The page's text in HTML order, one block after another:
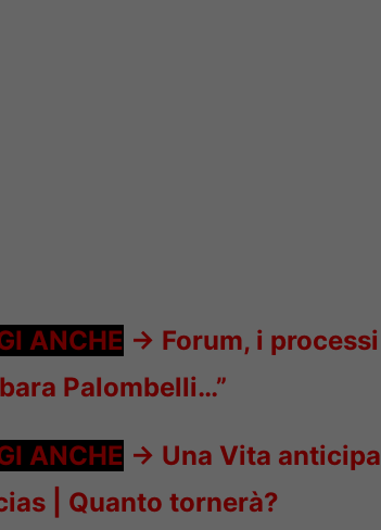
ANCHE -> Forum, i
Palombelli…”
ANCHE -> Una Vita
| Quanto tornerà?